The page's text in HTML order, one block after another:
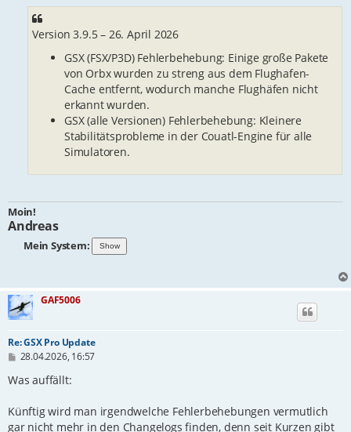
Version 3.9.5 – 26. April 2026
GSX (FSX/P3D) Fehlerbehebung: Einige große Pakete
von Orbx wurden zu streng aus dem Flughafen-
Cache entfernt, wodurch manche Flughäfen nicht
erkannt wurden.
GSX (alle Versionen) Fehlerbehebung: Kleinere
Stabilitätsprobleme in der Couatl-Engine für alle
Simulatoren.
Moin!
Andreas
Mein System:
GAF5006
Re: GSX Pro Update
B
i
a
g
28.04.2026, 16:57
Was auffällt:
Künftig wird man irgendwelche Fehlerbehebungen vermutlich
gar nicht mehr in den Changelogs finden, denn seit Kurzen gibt